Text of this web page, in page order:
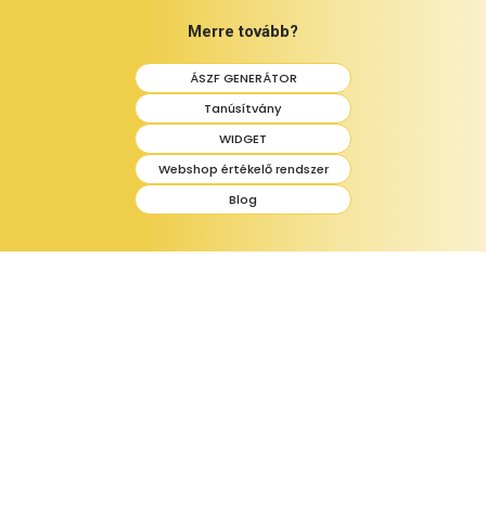
Merre tovább?
ÁSZF GENERÁTOR
Tanúsítvány
WIDGET
Webshop értékelő rendszer
Blog